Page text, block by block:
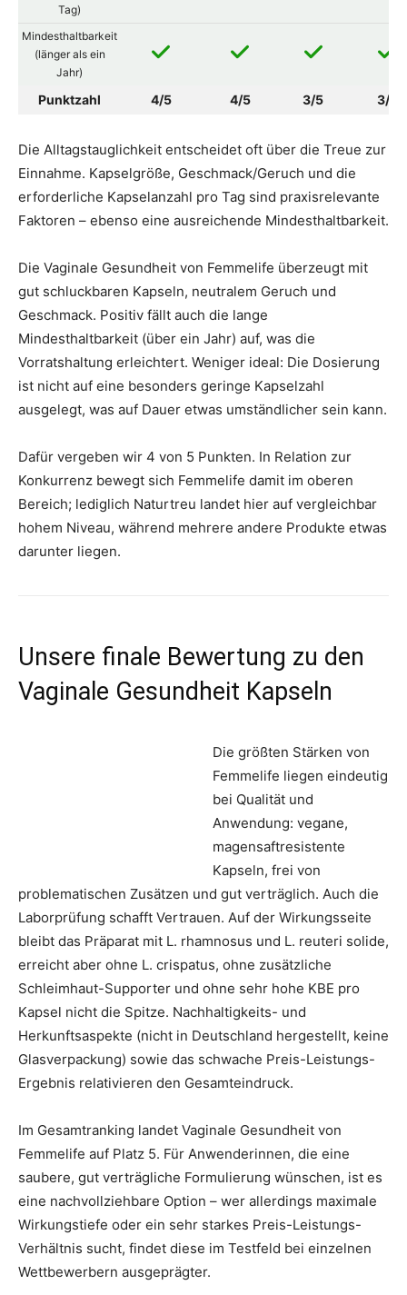
Tag)
Mindesthaltbarkeit
(länger als ein
Jahr)
Punktzahl 4/5 4/5 3/5 3/5
Die Alltagstauglichkeit entscheidet oft über die Treue zur
Einnahme. Kapselgröße, Geschmack/Geruch und die
erforderliche Kapselanzahl pro Tag sind praxisrelevante
Faktoren – ebenso eine ausreichende Mindesthaltbarkeit.
Die Vaginale Gesundheit von Femmelife überzeugt mit
gut schluckbaren Kapseln, neutralem Geruch und
Geschmack. Positiv fällt auch die lange
Mindesthaltbarkeit (über ein Jahr) auf, was die
Vorratshaltung erleichtert. Weniger ideal: Die Dosierung
ist nicht auf eine besonders geringe Kapselzahl
ausgelegt, was auf Dauer etwas umständlicher sein kann.
Dafür vergeben wir 4 von 5 Punkten. In Relation zur
Konkurrenz bewegt sich Femmelife damit im oberen
Bereich; lediglich Naturtreu landet hier auf vergleichbar
hohem Niveau, während mehrere andere Produkte etwas
darunter liegen.
Unsere finale Bewertung zu den
Vaginale Gesundheit Kapseln
Die größten Stärken von
Femmelife liegen eindeutig
bei Qualität und
Anwendung: vegane,
magensaftresistente
Kapseln, frei von
problematischen Zusätzen und gut verträglich. Auch die
Laborprüfung schafft Vertrauen. Auf der Wirkungsseite
bleibt das Präparat mit L. rhamnosus und L. reuteri solide,
erreicht aber ohne L. crispatus, ohne zusätzliche
Schleimhaut-Supporter und ohne sehr hohe KBE pro
Kapsel nicht die Spitze. Nachhaltigkeits- und
Herkunftsaspekte (nicht in Deutschland hergestellt, keine
Glasverpackung) sowie das schwache Preis-Leistungs-
Ergebnis relativieren den Gesamteindruck.
Im Gesamtranking landet Vaginale Gesundheit von
Femmelife auf Platz 5. Für Anwenderinnen, die eine
saubere, gut verträgliche Formulierung wünschen, ist es
eine nachvollziehbare Option – wer allerdings maximale
Wirkungstiefe oder ein sehr starkes Preis-Leistungs-
Verhältnis sucht, findet diese im Testfeld bei einzelnen
Wettbewerbern ausgeprägter.